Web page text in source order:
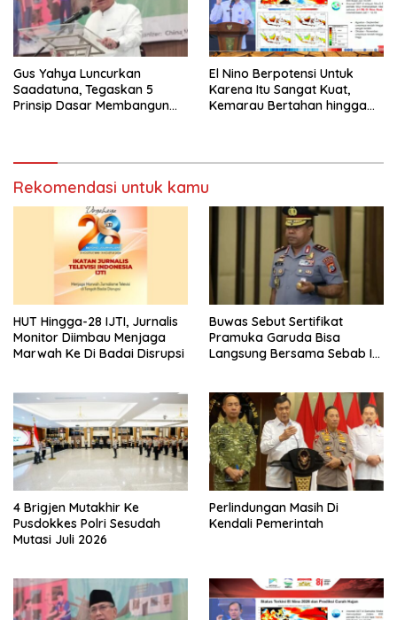
Gus Yahya Luncurkan
Saadatuna, Tegaskan 5
Prinsip Dasar Membangun
El Nino Berpotensi Untuk
Karena Itu Sangat Kuat,
Kemarau Bertahan hingga
Rekomendasi untuk kamu
HUT Hingga-28 IJTI, Jurnalis
Monitor Diimbau Menjaga
Marwah Ke Di Badai Disrupsi
Buwas Sebut Sertifikat
Pramuka Garuda Bisa
Langsung Bersama Sebab Itu
4 Brigjen Mutakhir Ke
Pusdokkes Polri Sesudah
Mutasi Juli 2026
Perlindungan Masih Di
Kendali Pemerintah